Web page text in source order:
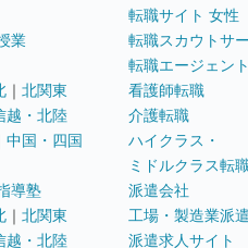
業
｜ 北関東
越・北陸
中国・四国
導塾
｜ 北関東
越・北陸
転職サイト 女性
転職スカウトサ
転職エージェン
看護師転職
介護転職
ハイクラス・
ミドルクラス転
派遣会社
工場・製造業派
派遣求人サイト